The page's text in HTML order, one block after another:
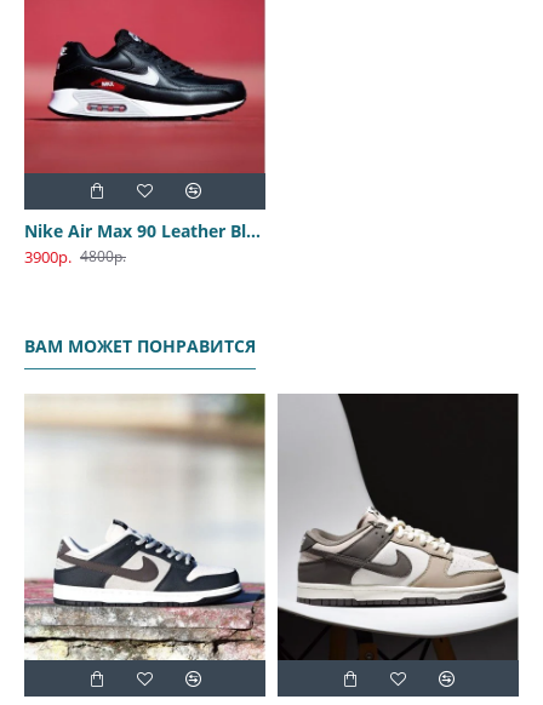
Nike Air Max 90 Leather Black-Red
3900р. 4800р.
ВАМ МОЖЕТ ПОНРАВИТСЯ